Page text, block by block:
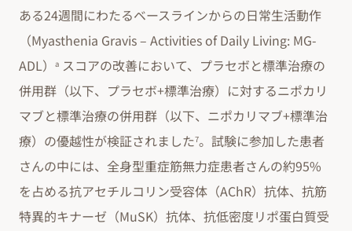
ある24週間にわたるベースラインからの日常生活動作
（Myasthenia Gravis – Activities of Daily Living: MG-
ADL）
a スコアの改善において、プラセボと標準治療の
併用群（以下、プラセボ+標準治療）に対するニポカリ
マブと標準治療の併用群（以下、ニポカリマブ+標準治
療）の優越性が検証されました7。試験に参加した患者
さんの中には、全身型重症筋無力症患者さんの約95%
を占める抗アセチルコリン受容体（AChR）抗体、抗筋
特異的キナーゼ（MuSK）抗体、抗低密度リポ蛋白質受